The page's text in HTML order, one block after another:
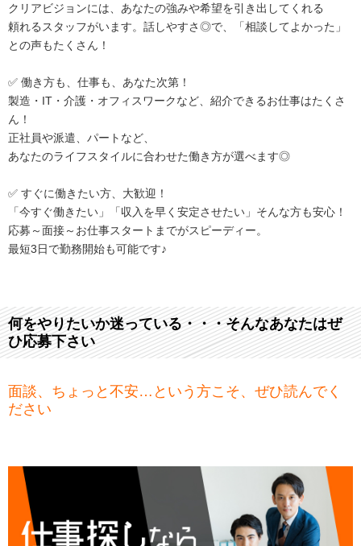
クリアビジョンには、あなたの強みや希望を引き出してくれる
頼れるスタッフがいます。話しやすさ◎で、「相談してよかった」
との声もたくさん！
✅ 働き方も、仕事も、あなた次第！
製造・IT・介護・オフィスワークなど、紹介できるお仕事はたくさ
ん！
正社員や派遣、パートなど、
あなたのライフスタイルに合わせた働き方が選べます◎
✅ すぐに働きたい方、大歓迎！
「今すぐ働きたい」「収入を早く安定させたい」そんな方も安心！
応募～面接～お仕事スタートまでがスピーディー。
最短3日で勤務開始も可能です♪
何をやりたいか迷っている・・・そんなあなたはぜ
ひ応募下さい
面談、ちょっと不安…という方こそ、ぜひ読んでく
ださい